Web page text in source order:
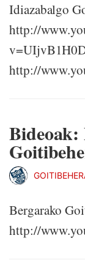
Idiazabalgo
http://
http://
Bergarako
http://